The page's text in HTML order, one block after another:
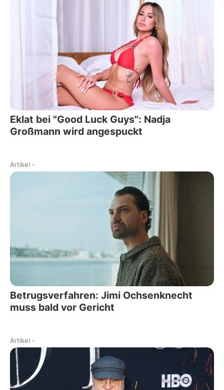
Eklat bei "Good Luck Guys": Nadja
Großmann wird angespuckt
Artikel -
Betrugsverfahren: Jimi Ochsenknecht
muss bald vor Gericht
Artikel -